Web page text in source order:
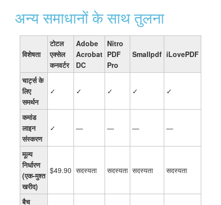
अन्य समाधानों के साथ तुलना
विशेषता
टोटल
एक्सेल
कनवर्टर
Adobe
Acrobat
DC
Nitro
PDF
Pro
Smallpdf iLovePDF
चार्ट्स के
लिए
समर्थन
✓ ✓ ✓ ✓ ✓
कमांड
लाइन
संस्करण
✓ — — — —
मूल्य
निर्धारण
(एक-मुश्त
खरीद)
$49.90 सदस्यता सदस्यता सदस्यता सदस्यता
बैच